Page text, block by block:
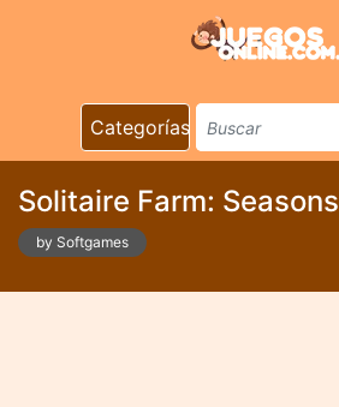
Categorías
Solitaire Farm: Seasons
by Softgames